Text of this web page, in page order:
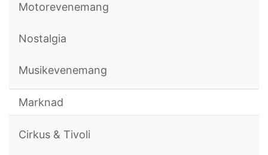
Motorevenemang
Nostalgia
Musikevenemang
Marknad
Cirkus & Tivoli